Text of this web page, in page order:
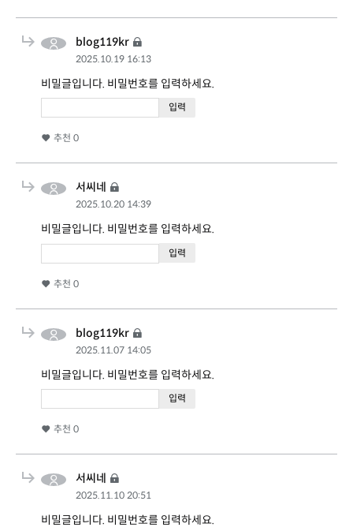
blog119kr
2025.10.19 16:13
비밀글입니다. 비밀번호를 입력하세요.
추천 0
서씨네
2025.10.20 14:39
비밀글입니다. 비밀번호를 입력하세요.
추천 0
blog119kr
2025.11.07 14:05
비밀글입니다. 비밀번호를 입력하세요.
추천 0
서씨네
2025.11.10 20:51
비밀글입니다. 비밀번호를 입력하세요.